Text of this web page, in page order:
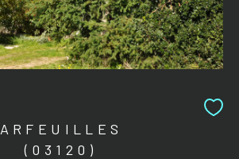
ARFEUILLES
(03120)